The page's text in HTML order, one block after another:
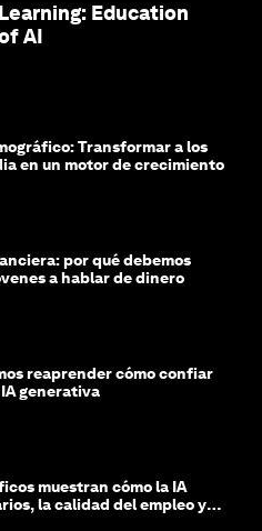
Education
AI
Transformar a los
en un motor de crecimiento
por qué debemos
a hablar de dinero
reaprender cómo confiar
generativa
muestran cómo la IA
la calidad del empleo y